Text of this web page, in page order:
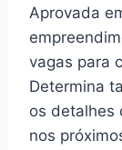
Aprovada
vagas para
Determina
os detalhes
nos